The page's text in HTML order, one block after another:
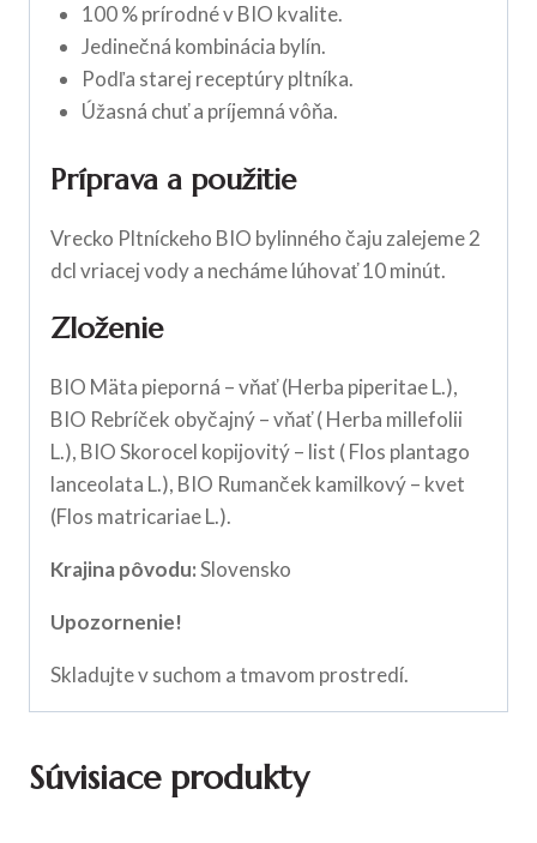
100 % prírodné v BIO kvalite.
Jedinečná kombinácia bylín.
Podľa starej receptúry pltníka.
Úžasná chuť a príjemná vôňa.
Príprava a použitie
Vrecko Pltníckeho BIO bylinného čaju zalejeme 2
dcl vriacej vody a necháme lúhovať 10 minút.
Zloženie
BIO Mäta pieporná – vňať (Herba piperitae L.),
BIO Rebríček obyčajný – vňať ( Herba millefolii
L.), BIO Skorocel kopijovitý – list ( Flos plantago
lanceolata L.), BIO Rumanček kamilkový – kvet
(Flos matricariae L.).
Krajina pôvodu:Slovensko
Upozornenie!
Skladujte v suchom a tmavom prostredí.
Súvisiace produkty